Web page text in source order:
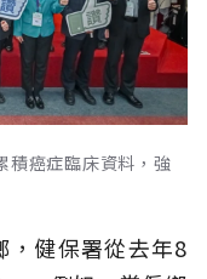
積癌症臨床資料，強
，健保署從去年8